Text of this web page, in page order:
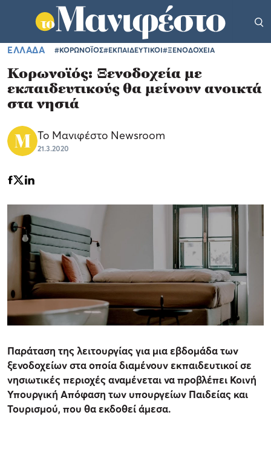
ΕΛΛΑΔΑ #ΚΟΡΩΝΟΪΟΣ#ΕΚΠΑΙΔΕΥΤΙΚΟΙ#ΞΕΝΟΔΟΧΕΙΑ
Κορωνοϊός: Ξενοδοχεία με
εκπαιδευτικούς θα μείνουν ανοικτά
στα νησιά
Το Μανιφέστο Newsroom
21.3.2020
Παράταση της λειτουργίας για μια εβδομάδα των
ξενοδοχείων στα οποία διαμένουν εκπαιδευτικοί σε
νησιωτικές περιοχές αναμένεται να προβλέπει Κοινή
Υπουργική Απόφαση των υπουργείων Παιδείας και
Τουρισμού, που θα εκδοθεί άμεσα.